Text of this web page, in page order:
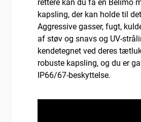
rettere kan du få en Belimo
kapsling, der kan holde til
Aggressive gasser, fugt,
af støv og snavs og UV-
kendetegnet ved deres
robuste kapsling, og du er
IP66/67-beskyttelse.